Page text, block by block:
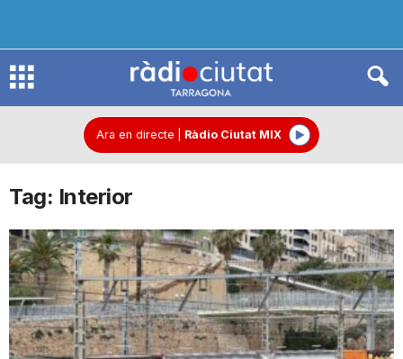
R
d
i
o
Ara en directe Ràdio Ciutat MIX
Tag: Interior